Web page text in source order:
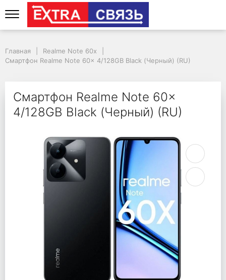
Смартфон Realme
Главная
Realme Note 60x
Смартфон Realme Note 60x 4/128GB Black (Черный) (RU)
Смартфон Realme Note 60x
4/128GB Black (Черный) (RU)